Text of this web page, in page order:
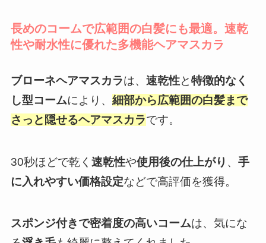
長めのコームで広範囲の白髪にも最適。速乾
性や耐水性に優れた多機能ヘアマスカラ
ブローネヘアマスカラは、 速乾性と特徴的なく
し型コームにより、 細部から広範囲の白髪まで
さっと隠せるヘアマスカラです。
30秒ほどで乾く 速乾性や使用後の仕上がり 、 手
に入れやすい価格設定などで高評価を獲得。
スポンジ付きで密着度の高いコームは、気にな